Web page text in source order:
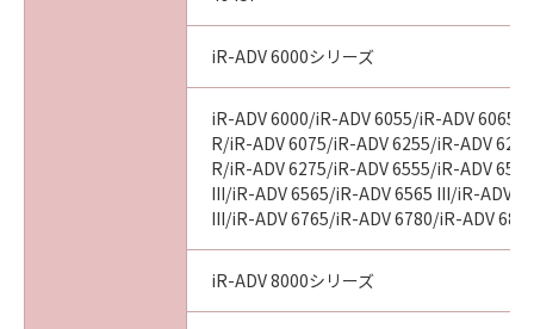
iR-ADV 6000シリーズ
iR-ADV 6000/iR-ADV 6055/iR-ADV 6065/
R/iR-ADV 6075/iR-ADV 6255/iR-ADV
R/iR-ADV 6275/iR-ADV 6555/iR-ADV
III/iR-ADV 6565/iR-ADV 6565 III/iR-ADV
III/iR-ADV 6765/iR-ADV 6780/iR-ADV
iR-ADV 8000シリーズ